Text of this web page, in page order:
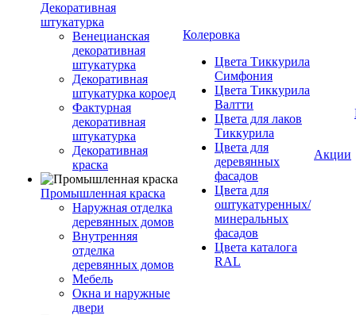
Декоративная
штукатурка
Венецианская
декоративная
штукатурка
Декоративная
штукатурка короед
Фактурная
декоративная
штукатурка
Декоративная
краска
Промышленная краска
Наружная отделка
деревянных домов
Внутренняя
отделка
деревянных домов
Мебель
Окна и наружные
двери
Колеровка
Цвета Тиккурила
Симфония
Цвета Тиккурила
Валтти
Цвета для лаков
Тиккурила
Цвета для
деревянных
фасадов
Цвета для
оштукатуренных/
минеральных
фасадов
Цвета каталога
RAL
Акции